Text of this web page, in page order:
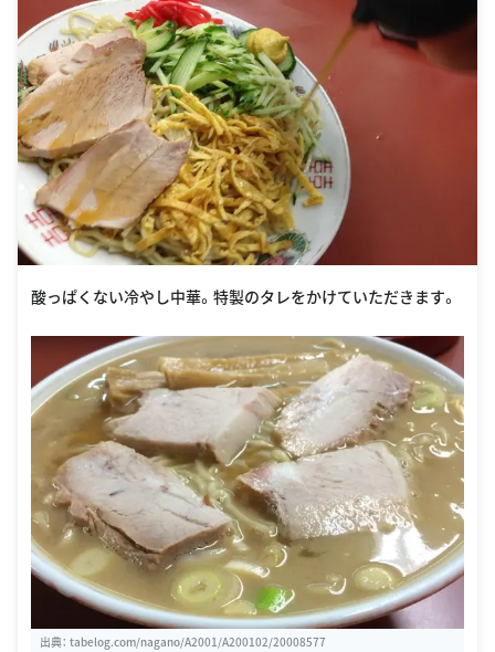
酸っぱくない冷やし中華。特製のタレをかけていただきます。
出典： tabelog.com/nagano/A2001/A200102/20008577